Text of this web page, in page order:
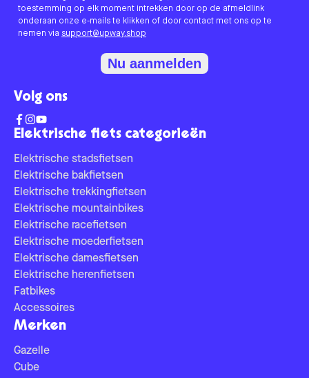
Elektrische fiets categorieën
Elektrische stadsfietsen
Elektrische bakfietsen
Elektrische trekkingfietsen
Elektrische mountainbikes
Elektrische racefietsen
Elektrische moederfietsen
Elektrische damesfietsen
Elektrische herenfietsen
Fatbikes
Accessoires
Merken
Gazelle
Cube
toestemming op elk moment intrekken door op de afmeldlink
onderaan onze e-mails te klikken of door contact met ons op te
nemen via support@upway.shop
Nu aanmelden
Volg ons